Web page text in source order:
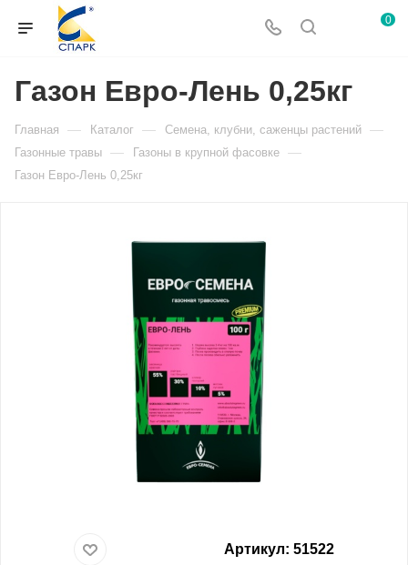
0
Газон Евро-Лень 0,25кг
Главная — Каталог — Семена, клубни, саженцы растений —
Газонные травы — Газоны в крупной фасовке —
Газон Евро-Лень 0,25кг
Артикул: 51522